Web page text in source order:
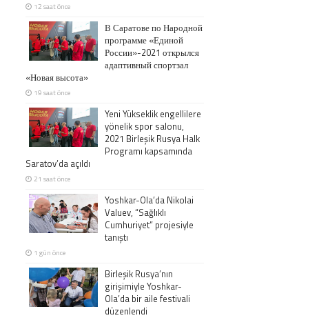
12 saat önce
В Саратове по Народной
программе «Единой
России»-2021 открылся
адаптивный спортзал
«Новая высота»
19 saat önce
Yeni Yükseklik engellilere
yönelik spor salonu,
2021 Birleşik Rusya Halk
Programı kapsamında
Saratov’da açıldı
21 saat önce
Yoshkar-Ola’da Nikolai
Valuev, “Sağlıklı
Cumhuriyet” projesiyle
tanıştı
1 gün önce
Birleşik Rusya’nın
girişimiyle Yoshkar-
Ola’da bir aile festivali
düzenlendi